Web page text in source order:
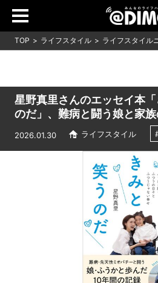
TOP ライフスタイル ライフスタイル
星野真里さんのエッセイ本
のだ」、難病と闘う娘と家
2026.01.30 ライフスタイル